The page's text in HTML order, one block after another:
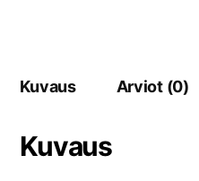
Kuvaus Arviot (0)
Kuvaus